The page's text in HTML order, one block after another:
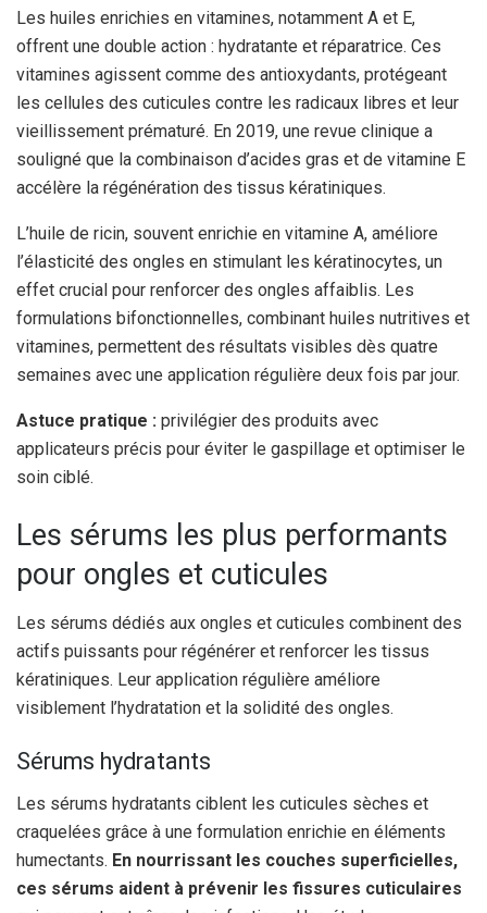
Les huiles enrichies en vitamines, notamment A et E,
offrent une double action : hydratante et réparatrice. Ces
vitamines agissent comme des antioxydants, protégeant
les cellules des cuticules contre les radicaux libres et leur
vieillissement prématuré. En 2019, une revue clinique a
souligné que la combinaison d’acides gras et de vitamine E
accélère la régénération des tissus kératiniques.
L’huile de ricin, souvent enrichie en vitamine A, améliore
l’élasticité des ongles en stimulant les kératinocytes, un
effet crucial pour renforcer des ongles affaiblis. Les
formulations bifonctionnelles, combinant huiles nutritives et
vitamines, permettent des résultats visibles dès quatre
semaines avec une application régulière deux fois par jour.
Astuce pratique : privilégier des produits avec
applicateurs précis pour éviter le gaspillage et optimiser le
soin ciblé.
Les sérums les plus performants
pour ongles et cuticules
Les sérums dédiés aux ongles et cuticules combinent des
actifs puissants pour régénérer et renforcer les tissus
kératiniques. Leur application régulière améliore
visiblement l’hydratation et la solidité des ongles.
Sérums hydratants
Les sérums hydratants ciblent les cuticules sèches et
craquelées grâce à une formulation enrichie en éléments
humectants. En nourrissant les couches superficielles,
ces sérums aident à prévenir les fissures cuticulaires